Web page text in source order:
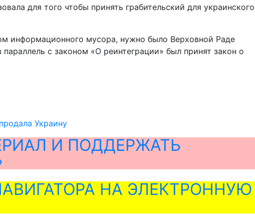
для того чтобы принять грабительский для украинского
информационного мусора, нужно было Верховной Раде
с законом «О реинтеграции» был принят закон о
Украину
И ПОДДЕРЖАТЬ
НА ЭЛЕКТРОННУЮ